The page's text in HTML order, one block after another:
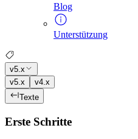
Blog
Unterstützung
v5.x
v5.x
v4.x
Texte
Erste Schritte